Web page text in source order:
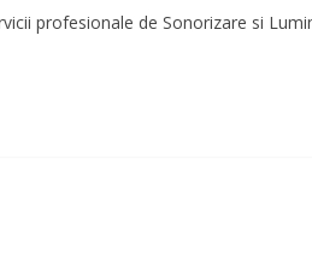
profesionale de Sonorizare si